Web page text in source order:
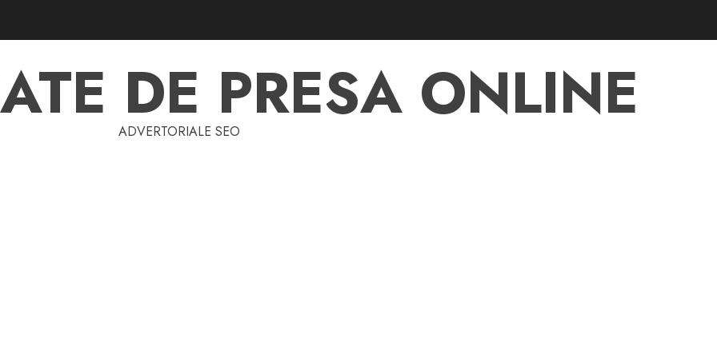
DE PRESA ONLINE
ADVERTORIALE SEO